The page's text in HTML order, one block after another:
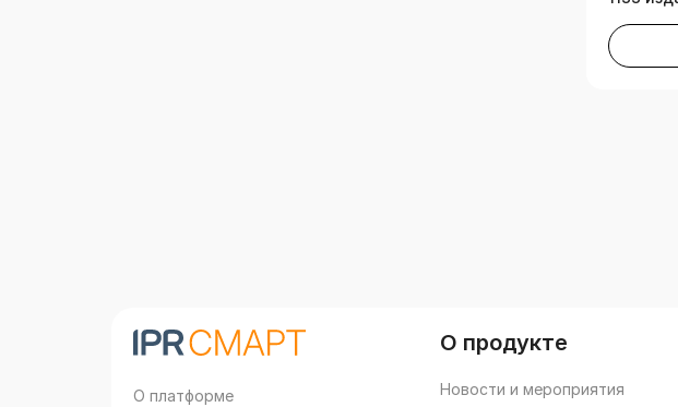
О платформе
О продукте
Новости и мероприятия